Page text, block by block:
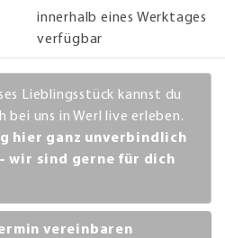
innerhalb eines Werktages
verfügbar
Lieblingsstück kannst du
bei uns in Werl live erleben.
hier ganz unverbindlich
wir sind gerne für dich
vereinbaren